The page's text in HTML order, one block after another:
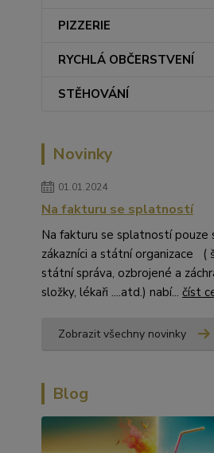
PIZZERIE
RYCHLÁ OBČERSTVENÍ
STĚHOVÁNÍ
Novinky
01.01.2024
Na fakturu se splatností
Na fakturu se splatností pouze
zákazníci a státní organizace (
státní správa, ozbrojené a
složky, lékaři ....atd.) nabí... číst
Zobrazit všechny novinky
Blog